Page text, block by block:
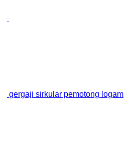
gergaji sirkular pemotong logam